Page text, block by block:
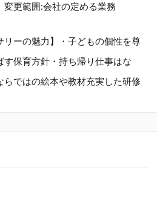
更範囲:会社の定める業務
リーの魅力】・子どもの個性を尊
保育方針・持ち帰り仕事はな
らではの絵本や教材充実した研修